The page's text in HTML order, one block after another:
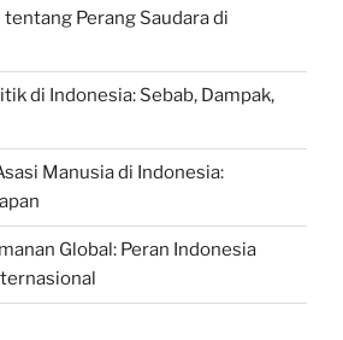
Perang Saudara di
di Indonesia: Sebab, Dampak,
Manusia di Indonesia:
Global: Peran Indonesia